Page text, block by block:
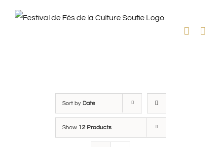
Sort by Date
Show 12 Products